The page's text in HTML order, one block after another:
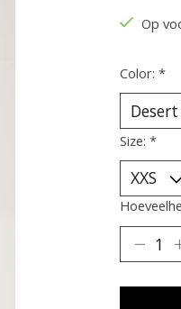
Op
Color: *
Size: *